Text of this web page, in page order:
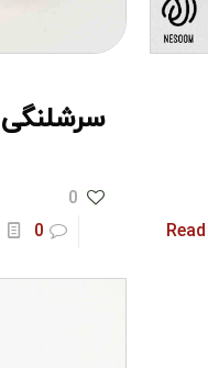
سرشلنگی ۱.۸ در ۶
0
0